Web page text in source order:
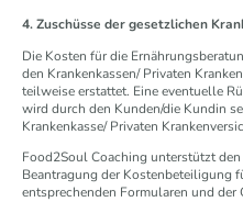
4. Zuschüsse der gesetzlichen
Die Kosten für die
den Krankenkassen/ Privaten
teilweise erstattet. Eine eventuelle
wird durch den Kunden/die Kundin
Krankenkasse/ Privaten
Food2Soul Coaching unterstützt
Beantragung der Kostenbeteiligung
entsprechenden Formularen und der